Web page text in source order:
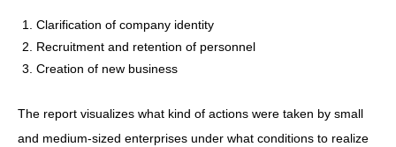
Clarification of company identity
Recruitment and retention of personnel
Creation of new business
The report visualizes what kind of actions were taken by small
and medium-sized enterprises under what conditions to realize